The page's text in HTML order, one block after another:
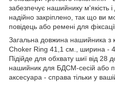
забезпечує нашийнику м'якість і
надійно закріплено, так що ви
повідець або ремені для
Загальна довжина нашийника з
Choker Ring 41,1 см., ширина -
Підійде для обхвату шиї від 28
нашийник для БДСМ-сесій або
аксесуара - справа тільки у